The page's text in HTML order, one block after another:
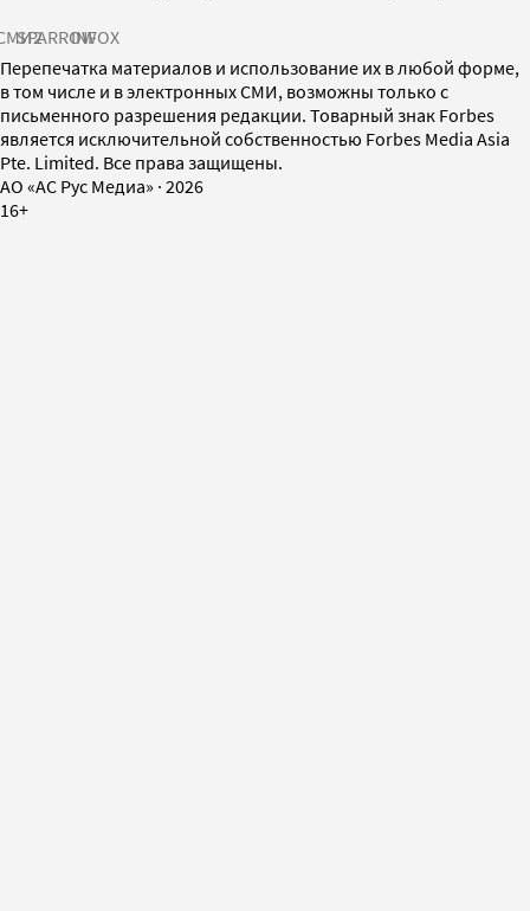
SPARROWINFOX
Перепечатка материалов и использование их в любой форме,
в том числе и в электронных СМИ, возможны только с
письменного разрешения редакции. Товарный знак Forbes
является исключительной собственностью Forbes Media Asia
Pte. Limited. Все права защищены.
AO «АС Рус Медиа» · 2026
16+